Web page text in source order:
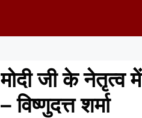
मोदी जी के नेतृत्व
– विष्णुदत्त शर्मा